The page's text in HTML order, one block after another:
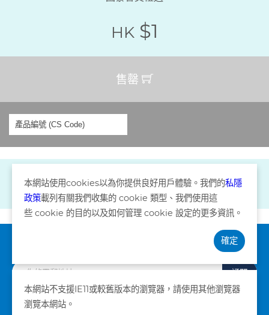
HK $1
售罄
訂閱
私隱政策 條款及細則
本網站使用cookies以為你提供良好用戶體驗。我們的私隱
政策載列有關我們收集的 cookie 類型、我們使用這
些 cookie 的目的以及如何管理 cookie 設定的更多資訊。
確定
本網站不支援IE11或較舊版本的瀏覽器，請使用其他瀏覽器
瀏覽本網站。